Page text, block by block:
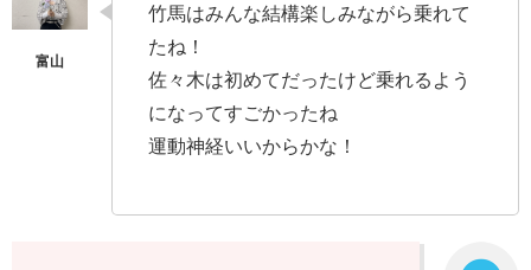
竹馬はみんな結構楽しみながら乗れて
たね！
佐々木は初めてだったけど乗れるよう
になってすごかったね
運動神経いいからかな！